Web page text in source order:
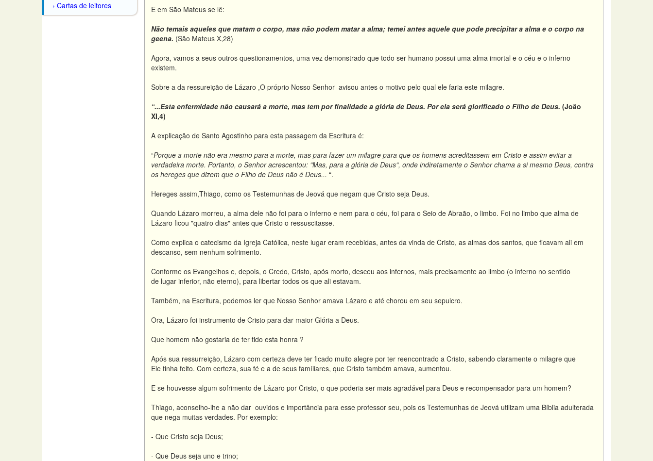
Cartas de leitores
E em São Mateus se lê:
Não temais aqueles que matam o corpo, mas não podem matar a alma; temei antes aquele que pode precipitar a alma e o corpo na
geena. (São Mateus X,28)
Agora, vamos a seus outros questionamentos, uma vez demonstrado que todo ser humano possui uma alma imortal e o céu e o inferno
existem.
Sobre a da ressureição de Lázaro ,O próprio Nosso Senhor avisou antes o motivo pelo qual ele faria este milagre.
“...Esta enfermidade não causará a morte, mas tem por finalidade a glória de Deus. Por ela será glorificado o Filho de Deus. (João
XI,4)
A explicação de Santo Agostinho para esta passagem da Escritura é:
“Porque a morte não era mesmo para a morte, mas para fazer um milagre para que os homens acreditassem em Cristo e assim evitar a
verdadeira morte. Portanto, o Senhor acrescentou: "Mas, para a glória de Deus", onde indiretamente o Senhor chama a si mesmo Deus, contra
os hereges que dizem que o Filho de Deus não é Deus... “.
Hereges assim,Thiago, como os Testemunhas de Jeová que negam que Cristo seja Deus.
Quando Lázaro morreu, a alma dele não foi para o inferno e nem para o céu, foi para o Seio de Abraão, o limbo. Foi no limbo que alma de
Lázaro ficou "quatro dias" antes que Cristo o ressuscitasse.
Como explica o catecismo da Igreja Católica, neste lugar eram recebidas, antes da vinda de Cristo, as almas dos santos, que ficavam ali em
descanso, sem nenhum sofrimento.
Conforme os Evangelhos e, depois, o Credo, Cristo, após morto, desceu aos infernos, mais precisamente ao limbo (o inferno no sentido
de lugar inferior, não eterno), para libertar todos os que ali estavam.
Também, na Escritura, podemos ler que Nosso Senhor amava Lázaro e até chorou em seu sepulcro.
Ora, Lázaro foi instrumento de Cristo para dar maior Glória a Deus.
Que homem não gostaria de ter tido esta honra ?
Após sua ressurreição, Lázaro com certeza deve ter ficado muito alegre por ter reencontrado a Cristo, sabendo claramente o milagre que
Ele tinha feito. Com certeza, sua fé e a de seus famíliares, que Cristo também amava, aumentou.
E se houvesse algum sofrimento de Lázaro por Cristo, o que poderia ser mais agradável para Deus e recompensador para um homem?
Thiago, aconselho-lhe a não dar ouvidos e importância para esse professor seu, pois os Testemunhas de Jeová utilizam uma Bíblia adulterada
que nega muitas verdades. Por exemplo:
- Que Cristo seja Deus;
- Que Deus seja uno e trino;